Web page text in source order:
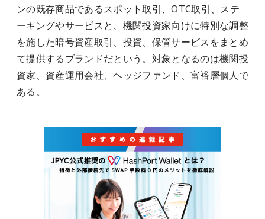
ンの既存商品であるスポット取引、OTC取引、ステ
ーキングやサービスと、機関投資家向けに特別な調整
を施した暗号資産取引、投資、保管サービスをまとめ
て提供するブランドだという。対象となるのは機関投
資家、資産運用会社、ヘッジファンド、富裕層個人で
ある。